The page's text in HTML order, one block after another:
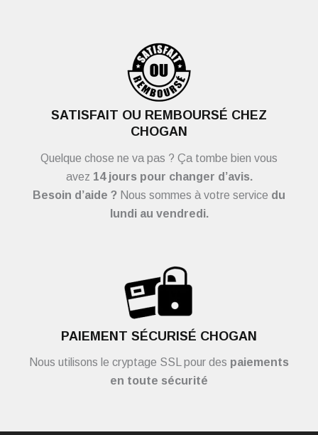
SATISFAIT OU REMBOURSÉ CHEZ
CHOGAN
Quelque chose ne va pas ? Ça tombe bien vous
avez 14 jours pour changer d’avis.
Besoin d’aide ? Nous sommes à votre service du
lundi au vendredi.
PAIEMENT SÉCURISÉ CHOGAN
Nous utilisons le cryptage SSL pour des paiements
en toute sécurité